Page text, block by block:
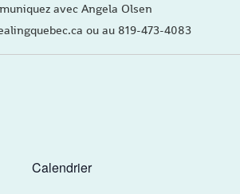
avec Angela Olsen
ou au 819-473-4083
Calendrier